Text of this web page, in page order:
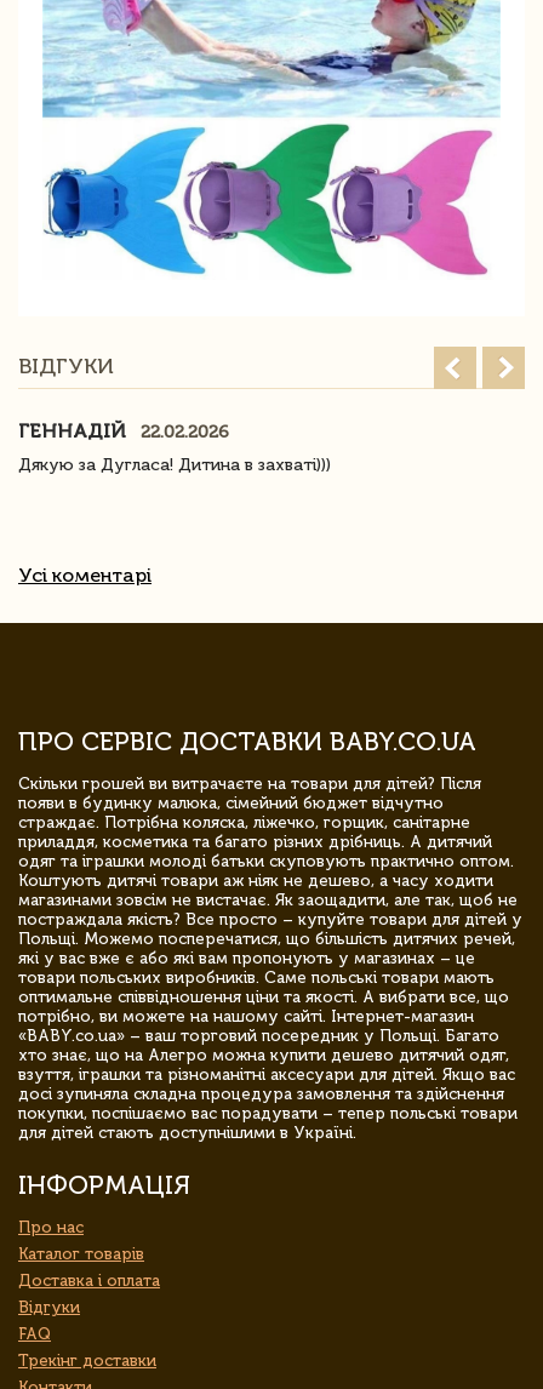
ВІДГУКИ
ГЕННАДІЙ
22.02.2026
Дякую за Дугласа! Дитина в захваті)))
Усі коментарі
ПРО СЕРВІС ДОСТАВКИ BABY.CO.UA
Скільки грошей ви витрачаєте на товари для дітей? Після
появи в будинку малюка, сімейний бюджет відчутно
страждає. Потрібна коляска, ліжечко, горщик, санітарне
приладдя, косметика та багато різних дрібниць. А дитячий
одяг та іграшки молоді батьки скуповують практично оптом.
Коштують дитячі товари аж ніяк не дешево, а часу ходити
магазинами зовсім не вистачає. Як заощадити, але так, щоб не
постраждала якість? Все просто – купуйте товари для дітей у
Польщі. Можемо посперечатися, що більшість дитячих речей,
які у вас вже є або які вам пропонують у магазинах – це
товари польських виробників. Саме польські товари мають
оптимальне співвідношення ціни та якості. А вибрати все, що
потрібно, ви можете на нашому сайті. Інтернет-магазин
«BABY.co.ua» – ваш торговий посередник у Польщі. Багато
хто знає, що на Алегро можна купити дешево дитячий одяг,
взуття, іграшки та різноманітні аксесуари для дітей. Якщо вас
досі зупиняла складна процедура замовлення та здійснення
покупки, поспішаємо вас порадувати – тепер польські товари
для дітей стають доступнішими в Україні.
ІНФОРМАЦІЯ
Про нас
Каталог товарів
Доставка і оплата
Відгуки
FAQ
Трекінг доставки